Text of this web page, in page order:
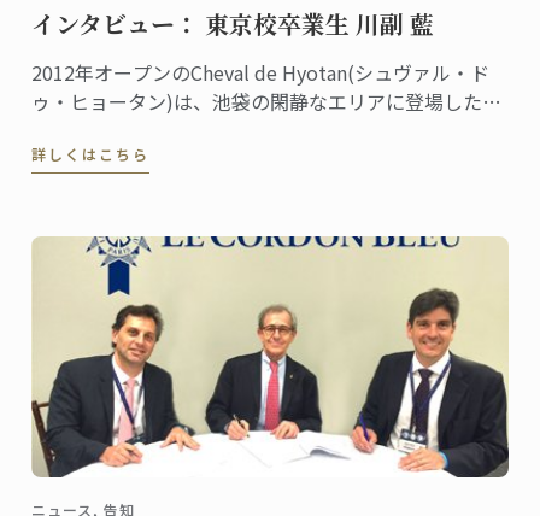
インタビュー： 東京校卒業生 川副 藍
2012年オープンのCheval de Hyotan(シュヴァル・ド
ゥ・ヒョータン)は、池袋の閑静なエリアに登場した本
一方、遠くから足を運ぶ人も多いレストラン。
詳しくはこちら
ニュース, 告知